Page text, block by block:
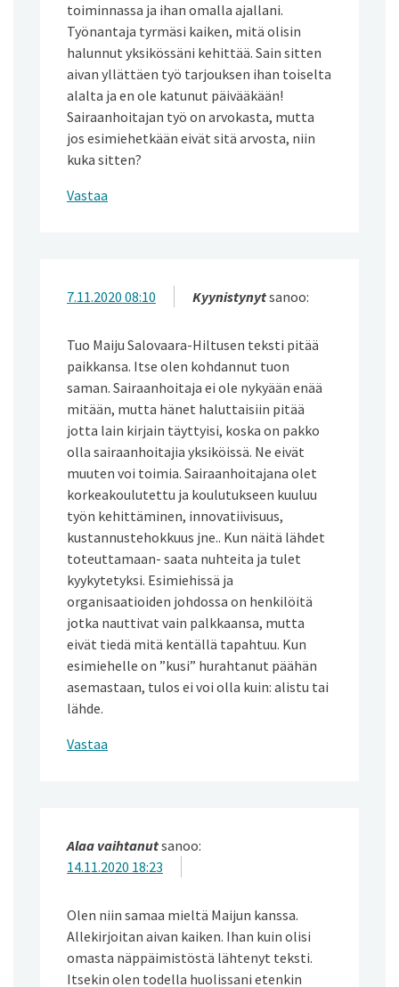
toiminnassa ja ihan omalla ajallani.
Työnantaja tyrmäsi kaiken, mitä olisin
halunnut yksikössäni kehittää. Sain sitten
aivan yllättäen työ tarjouksen ihan toiselta
alalta ja en ole katunut päivääkään!
Sairaanhoitajan työ on arvokasta, mutta
jos esimiehetkään eivät sitä arvosta, niin
kuka sitten?
Vastaa
Kyynistynytsanoo:
7.11.2020 08:10
Tuo Maiju Salovaara-Hiltusen teksti pitää
paikkansa. Itse olen kohdannut tuon
saman. Sairaanhoitaja ei ole nykyään enää
mitään, mutta hänet haluttaisiin pitää
jotta lain kirjain täyttyisi, koska on pakko
olla sairaanhoitajia yksiköissä. Ne eivät
muuten voi toimia. Sairaanhoitajana olet
korkeakoulutettu ja koulutukseen kuuluu
työn kehittäminen, innovatiivisuus,
kustannustehokkuus jne.. Kun näitä lähdet
toteuttamaan- saata nuhteita ja tulet
kyykytetyksi. Esimiehissä ja
organisaatioiden johdossa on henkilöitä
jotka nauttivat vain palkkaansa, mutta
eivät tiedä mitä kentällä tapahtuu. Kun
esimiehelle on ”kusi” hurahtanut päähän
asemastaan, tulos ei voi olla kuin: alistu tai
lähde.
Vastaa
Alaa vaihtanutsanoo:
14.11.2020 18:23
Olen niin samaa mieltä Maijun kanssa.
Allekirjoitan aivan kaiken. Ihan kuin olisi
omasta näppäimistöstä lähtenyt teksti.
Itsekin olen todella huolissani etenkin